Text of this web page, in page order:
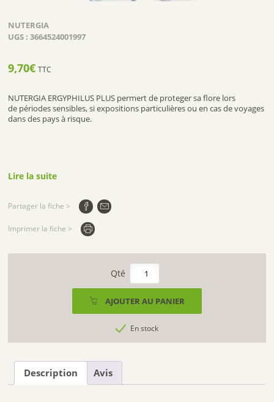
NUTERGIA
UGS :3664524001997
9,70€ TTC
NUTERGIA ERGYPHILUS PLUS permert de proteger sa flore lors
de périodes sensibles, si expositions particulières ou en cas de voyages
dans des pays à risque.
Lire la suite
Partager la fiche >
Imprimer la fiche >
quantité
de
AJOUTER AU PANIER
En stock
Description Avis